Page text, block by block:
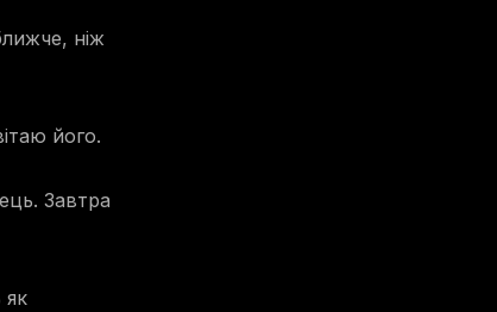
ніж
його.
Завтра
як